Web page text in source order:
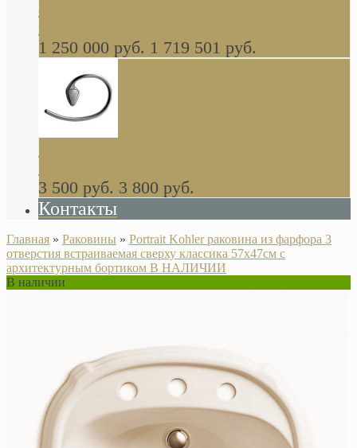
стиле барокко, из массива дерева, светло
коричневый матовый окрас + серебро
1 250 000 руб. 1 719 501 руб.
Khala Colombo аксессуары (серия) В
НАЛИЧИИ
3 500 руб. 3 800 руб.
Контакты
Главная » Раковины » Portrait Kohler раковина из фарфора 3
отверстия встраиваемая сверху классика 57х47см с
архитектурным бортиком В НАЛИЧИИ
В наличии